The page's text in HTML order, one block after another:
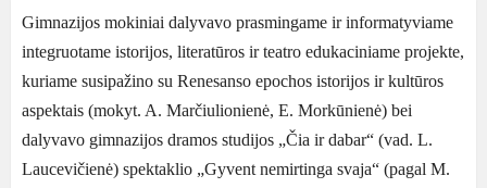
Gimnazijos mokiniai dalyvavo prasmingame ir informatyviame
integruotame istorijos, literatūros ir teatro edukaciniame projekte,
kuriame susipažino su Renesanso epochos istorijos ir kultūros
aspektais (mokyt. A. Marčiulionienė, E. Morkūnienė) bei
dalyvavo gimnazijos dramos studijos „Čia ir dabar“ (vad. L.
Laucevičienė) spektaklio „Gyvent nemirtinga svaja“ (pagal M.